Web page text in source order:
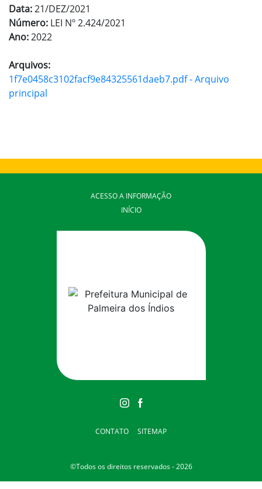
Data:21/DEZ/2021
Número: LEI Nº 2.424/2021
Ano:2022
Arquivos:
1f7e0458c3102facf9e84325561daeb7.pdf - Arquivo
principal
ACESSO A INFORMAÇÃO
INÍCIO
CONTATO SITEMAP
©Todos os direitos reservados - 2026